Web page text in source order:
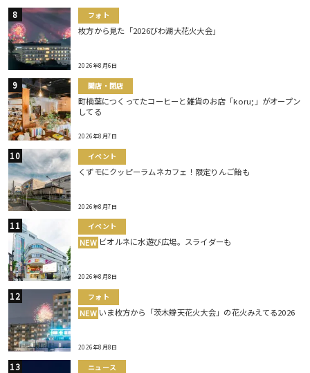
フォト
枚方から見た「2026びわ湖大花火大会」
2026年8月6日
開店・閉店
町楠葉につくってたコーヒーと雑貨のお店「koru;」がオープン
してる
2026年8月7日
イベント
くずモにクッピーラムネカフェ！限定りんご飴も
2026年8月7日
イベント
NEW ビオルネに水遊び広場。スライダーも
2026年8月8日
フォト
NEW いま枚方から「茨木辯天花火大会」の花火みえてる2026
2026年8月8日
ニュース